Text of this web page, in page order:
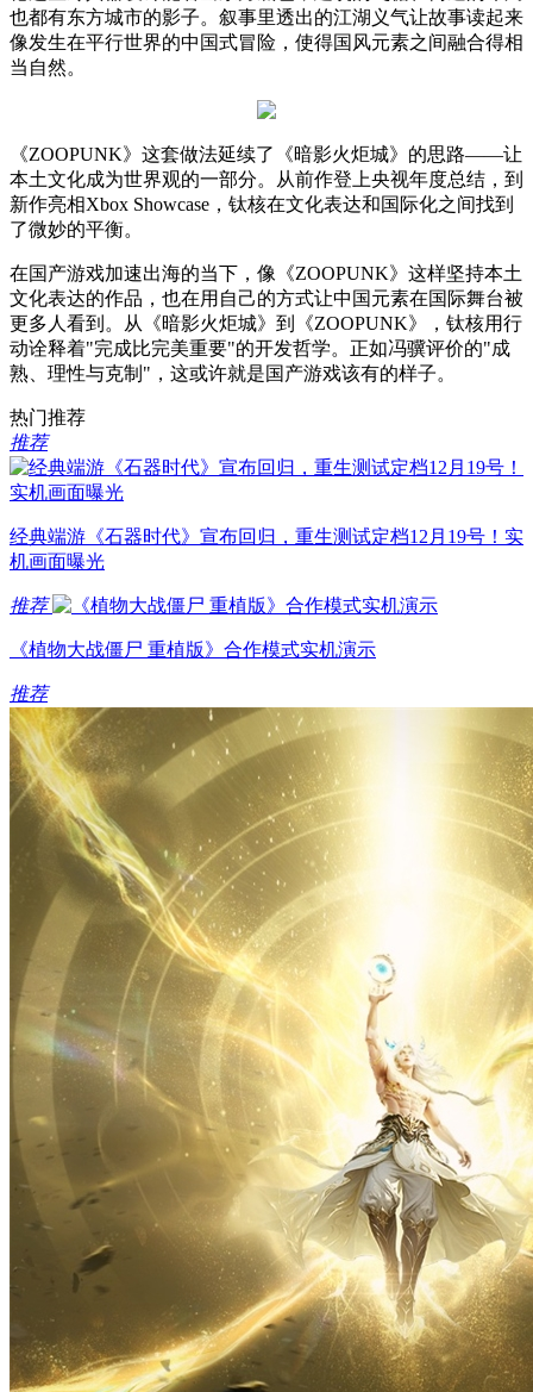
也都有东方城市的影子。叙事里透出的江湖义气让故事读起来
像发生在平行世界的中国式冒险，使得国风元素之间融合得相
当自然。
《ZOOPUNK》这套做法延续了《暗影火炬城》的思路——让
本土文化成为世界观的一部分。从前作登上央视年度总结，到
新作亮相Xbox Showcase，钛核在文化表达和国际化之间找到
了微妙的平衡。
在国产游戏加速出海的当下，像《ZOOPUNK》这样坚持本土
文化表达的作品，也在用自己的方式让中国元素在国际舞台被
更多人看到。从《暗影火炬城》到《ZOOPUNK》，钛核用行
动诠释着"完成比完美重要"的开发哲学。正如冯骥评价的"成
熟、理性与克制"，这或许就是国产游戏该有的样子。
热门推荐
推荐
经典端游《石器时代》宣布回归，重生测试定档12月19号！实
机画面曝光
推荐
《植物大战僵尸 重植版》合作模式实机演示
推荐